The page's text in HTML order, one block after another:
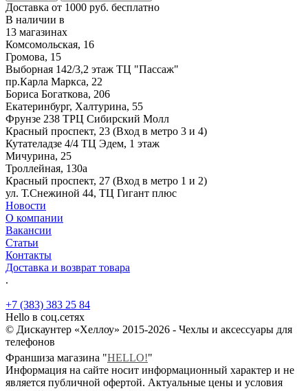
Доставка от 1000 руб. бесплатно
В наличии в
13 магазинах
Комсомольская, 16
Громова, 15
Выборная 142/3,2 этаж ТЦ "Пассаж"
пр.Карла Маркса, 22
Бориса Богаткова, 206
Екатеринбург, Халтурина, 55
Фрунзе 238 ТРЦ Сибирский Молл
Красный проспект, 23 (Вход в метро 3 и 4)
Кутателадзе 4/4 ТЦ Эдем, 1 этаж
Мичурина, 25
Троллейная, 130а
Красный проспект, 27 (Вход в метро 1 и 2)
ул. Т.Снежиной 44, ТЦ Гигант плюс
Новости
О компании
Вакансии
Статьи
Контакты
Доставка и возврат товара
.
+7 (383) 383 25 84
Hello в соц.сетях
© Дискаунтер «Хеллоу» 2015-2026 - Чехлы и аксессуары для
телефонов
Франшиза магазина "HELLO!"
Информация на сайте носит информационный характер и не
является публичной офертой. Актуальные цены и условия